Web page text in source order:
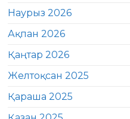
Наурыз 2026
Ақпан 2026
Қаңтар 2026
Желтоқсан 2025
Қараша 2025